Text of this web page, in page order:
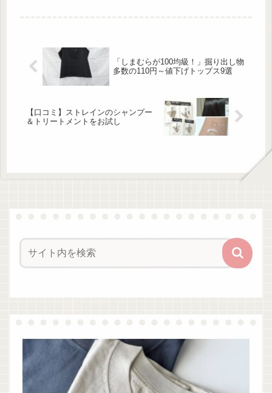
よく詰まっており、肌をあまり出した
くない方にもピッタリです。お袖がフ
「しまむらが100均級！」掘り出し物
多数の110円～値下げトップス9選
【口コミ】ストレインのシャンプー
＆トリートメントをお試し